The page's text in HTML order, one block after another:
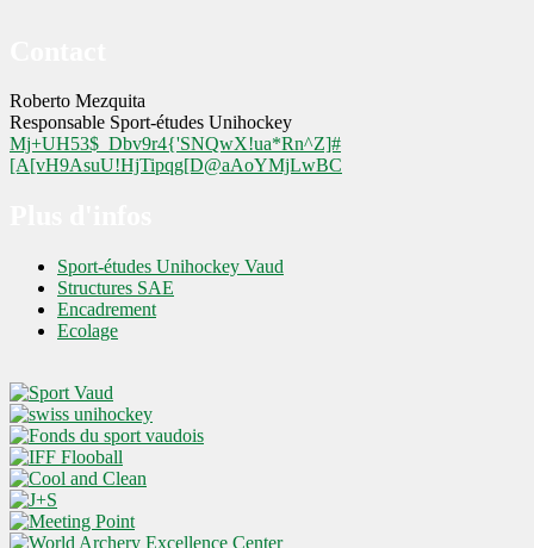
Roberto Mezquita
Responsable Sport-études Unihockey
Mj+UH53$_Dbv9r4{'SNQwX!ua*Rn^Z]#
[A[vH9AsuU!HjTipqg[D@aAoYMjLwBC
Sport-études Unihockey Vaud
Structures SAE
Encadrement
Ecolage